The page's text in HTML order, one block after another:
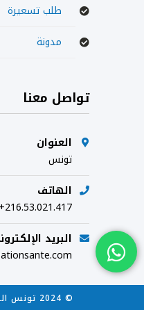
طلب تسعيرة
مدونة
تواصل معنا
العنوان
تونس
الهاتف
+216.53.021.417
البريد
© 2024